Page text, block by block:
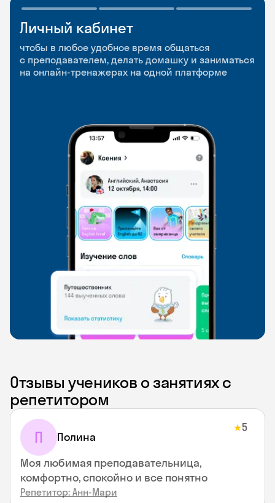
Личный кабинет
чтобы в любое удобное время общаться
с преподавателем, делать домашку и заниматься
на онлайн-тренажерах на одной платформе
Мобильное
приложение
чтобы заниматься и изучать новые слова где
и когда удобно
Разговорные клубы
и Talks
Групповые занятия для разговорной практики
и индивидуальные встречи с преподавателями
Отзывы учеников о занятиях с
репетитором
П Полина
★5
Моя любимая преподавательница,
комфортно, спокойно и все понятно
Репетитор: Анн-Мари